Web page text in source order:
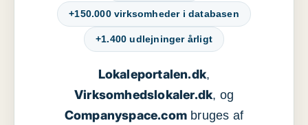
+150.000 virksomheder i databasen
+1.400 udlejninger årligt
Lokaleportalen.dk,
Virksomhedslokaler.dk, og
Companyspace.com bruges af